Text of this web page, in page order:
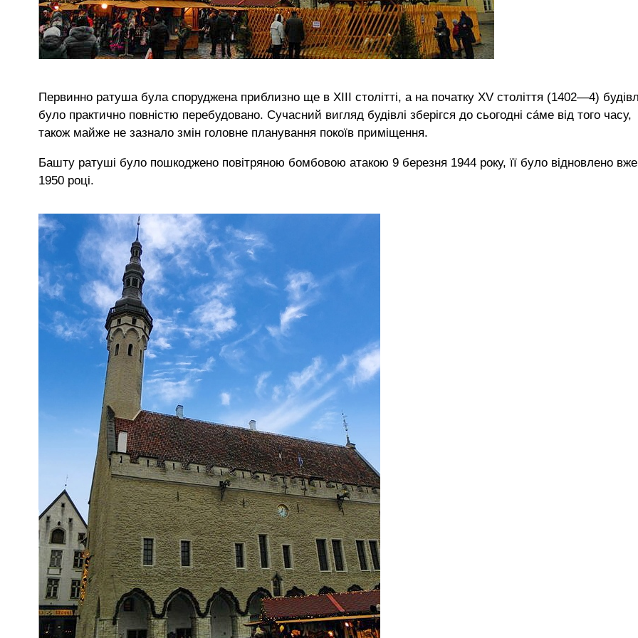
Первинно ратуша була споруджена приблизно ще в ХІІІ столітті, а на початку XV століття (1402—4)
було практично повністю перебудовано. Сучасний вигляд будівлі зберігся до сьогодні са́ме від того часу,
також майже не зазнало змін головне планування покоїв приміщення.
Башту ратуші було пошкоджено повітряною бомбовою атакою 9 березня 1944 року, її було відновлено
1950 році.